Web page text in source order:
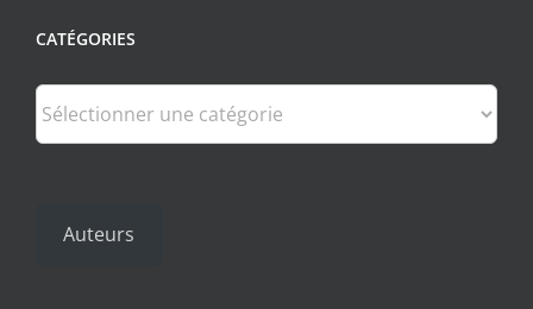
CATÉGORIES
Catégories
Auteurs